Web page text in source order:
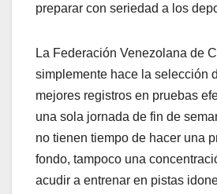
preparar con seriedad a los
La Federación Venezolana de
simplemente hace la selección
mejores registros en pruebas
una sola jornada de fin de
no tienen tiempo de hacer una
fondo, tampoco una
acudir a entrenar en pistas